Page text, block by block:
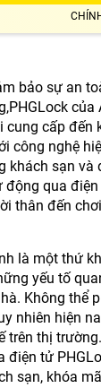
bảo sự an
của
cấp đến
công nghệ
khách sạn và
qua
thân đến
là một thứ
yếu tố
Không thể
nhiên hiện
trên thị
điện tử
sạn, khóa